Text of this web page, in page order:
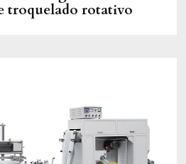
troquelado rotativo